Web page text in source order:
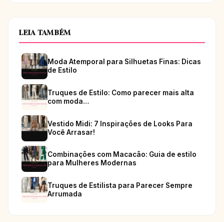
LEIA TAMBÉM
Moda Atemporal para Silhuetas Finas: Dicas
de Estilo
Truques de Estilo: Como parecer mais alta
com moda…
Vestido Midi: 7 Inspirações de Looks Para
Você Arrasar!
Combinações com Macacão: Guia de estilo
para Mulheres Modernas
Truques de Estilista para Parecer Sempre
Arrumada